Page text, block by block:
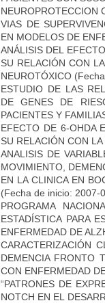
NEUROPROTECCION
VIAS DE
EN MODELOS DE
ANÁLISIS DEL
SU RELACIÓN CON
NEUROTÓXICO
ESTUDIO DE LAS
DE GENES DE
PACIENTES Y
EFECTO DE 6-OHDA
SU RELACIÓN CON
ANALISIS DE
MOVIMIENTO,
EN LA CLINICA EN
(Fecha de inicio: 2007-
PROGRAMA
ESTADÍSTICA PARA
ENFERMEDAD DE
CARACTERIZACIÓN
DEMENCIA FRONTO
CON ENFERMEDAD
“PATRONES DE
NOTCH EN EL